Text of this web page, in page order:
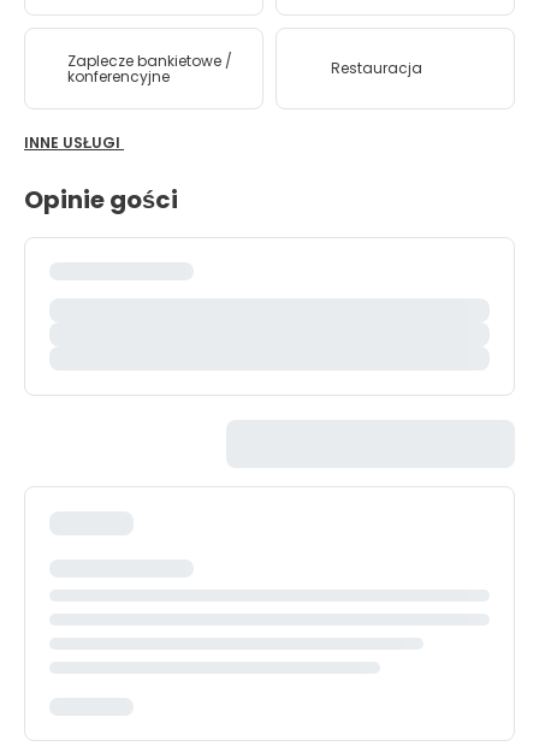
Zaplecze bankietowe /
konferencyjne Restauracja
INNE USŁUGI
Opinie gości